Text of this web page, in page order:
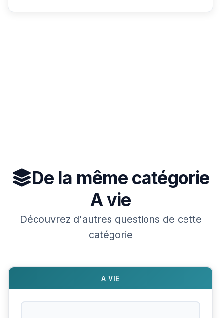
De la même catégorie
A vie
Découvrez d'autres questions de cette
catégorie
A VIE